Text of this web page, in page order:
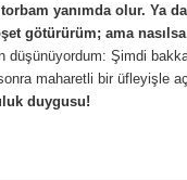
yanımda olur. Ya
götürürüm; ama
düşünüyordum: Şimdi
maharetli bir üfleyişle
duygusu!